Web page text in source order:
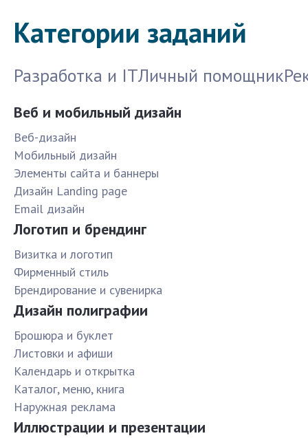
Категории заданий
Разработка и ITЛичный помощник
Веб и мобильный дизайн
Веб-дизайн
Мобильный дизайн
Элементы сайта и баннеры
Дизайн Landing page
Email дизайн
Логотип и брендинг
Визитка и логотип
Фирменный стиль
Брендирование и сувенирка
Дизайн полиграфии
Брошюра и буклет
Листовки и афиши
Календарь и открытка
Каталог, меню, книга
Наружная реклама
Иллюстрации и презентации